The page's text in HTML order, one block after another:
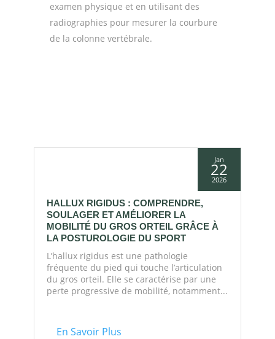
examen physique et en utilisant des
radiographies pour mesurer la courbure
de la colonne vertébrale.
Jan
22
2026
HALLUX RIGIDUS : COMPRENDRE,
SOULAGER ET AMÉLIORER LA
MOBILITÉ DU GROS ORTEIL GRÂCE À
LA POSTUROLOGIE DU SPORT
L’hallux rigidus est une pathologie
fréquente du pied qui touche l’articulation
du gros orteil. Elle se caractérise par une
perte progressive de mobilité, notamment...
En Savoir Plus